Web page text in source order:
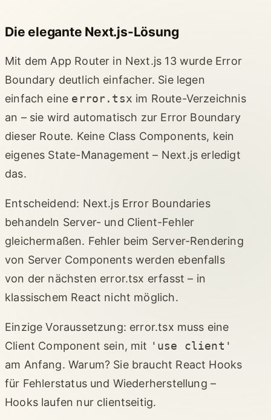
Die elegante Next.js-Lösung
Mit dem App Router in Next.js 13 wurde Error
Boundary deutlich einfacher. Sie legen
einfach eine error.tsx im Route-Verzeichnis
an – sie wird automatisch zur Error Boundary
dieser Route. Keine Class Components, kein
eigenes State-Management – Next.js erledigt
das.
Entscheidend: Next.js Error Boundaries
behandeln Server- und Client-Fehler
gleichermaßen. Fehler beim Server-Rendering
von Server Components werden ebenfalls
von der nächsten error.tsx erfasst – in
klassischem React nicht möglich.
Einzige Voraussetzung: error.tsx muss eine
Client Component sein, mit 'use client'
am Anfang. Warum? Sie braucht React Hooks
für Fehlerstatus und Wiederherstellung –
Hooks laufen nur clientseitig.